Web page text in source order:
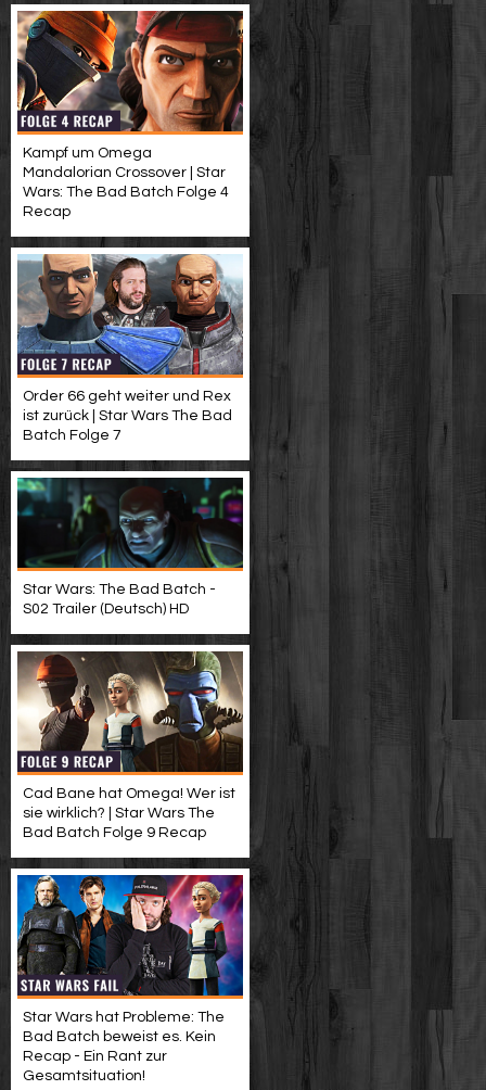
Kampf um Omega
Mandalorian Crossover | Star
Wars: The Bad Batch Folge 4
Recap
Order 66 geht weiter und Rex
ist zurück | Star Wars The Bad
Batch Folge 7
Star Wars: The Bad Batch -
S02 Trailer (Deutsch) HD
Cad Bane hat Omega! Wer ist
sie wirklich? | Star Wars The
Bad Batch Folge 9 Recap
Star Wars hat Probleme: The
Bad Batch beweist es. Kein
Recap - Ein Rant zur
Gesamtsituation!